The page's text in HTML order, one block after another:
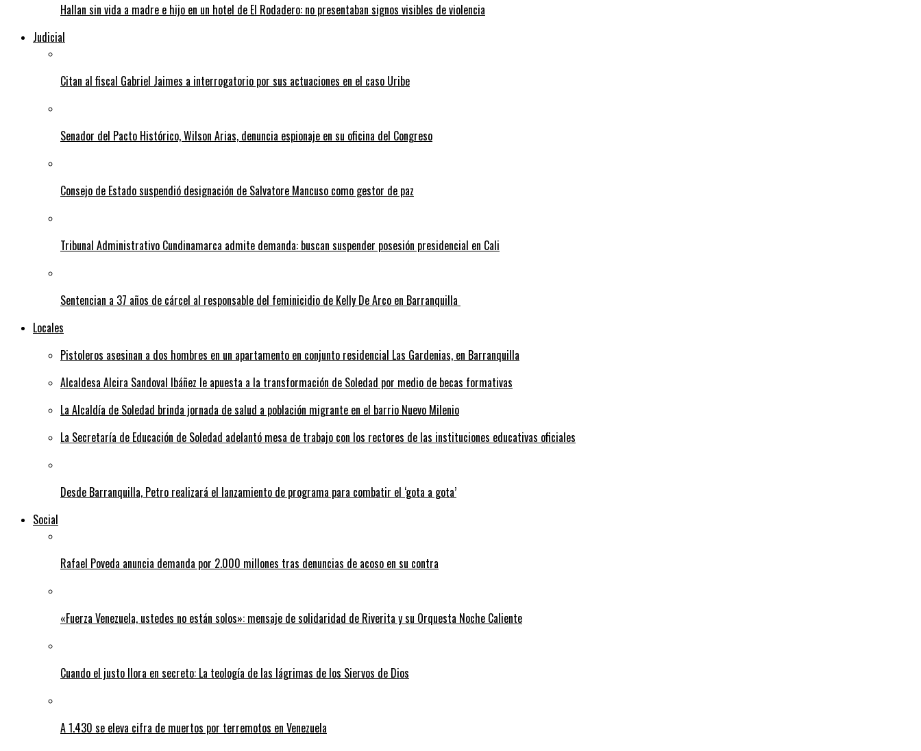
Hallan sin vida a madre e hijo en un hotel de El Rodadero: no presentaban signos visibles de violencia
Judicial
Citan al fiscal Gabriel Jaimes a interrogatorio por sus actuaciones en el caso Uribe
Senador del Pacto Histórico, Wilson Arias, denuncia espionaje en su oficina del Congreso
Consejo de Estado suspendió designación de Salvatore Mancuso como gestor de paz
Tribunal Administrativo Cundinamarca admite demanda: buscan suspender posesión presidencial en Cali
Sentencian a 37 años de cárcel al responsable del feminicidio de Kelly De Arco en Barranquilla
Locales
Pistoleros asesinan a dos hombres en un apartamento en conjunto residencial Las Gardenias, en Barranquilla
Alcaldesa Alcira Sandoval Ibáñez le apuesta a la transformación de Soledad por medio de becas formativas
La Alcaldía de Soledad brinda jornada de salud a población migrante en el barrio Nuevo Milenio
La Secretaría de Educación de Soledad adelantó mesa de trabajo con los rectores de las instituciones educativas oficiales
Desde Barranquilla, Petro realizará el lanzamiento de programa para combatir el ‘gota a gota’
Social
Rafael Poveda anuncia demanda por 2.000 millones tras denuncias de acoso en su contra
«Fuerza Venezuela, ustedes no están solos»: mensaje de solidaridad de Riverita y su Orquesta Noche Caliente
Cuando el justo llora en secreto: La teología de las lágrimas de los Siervos de Dios
A 1.430 se eleva cifra de muertos por terremotos en Venezuela